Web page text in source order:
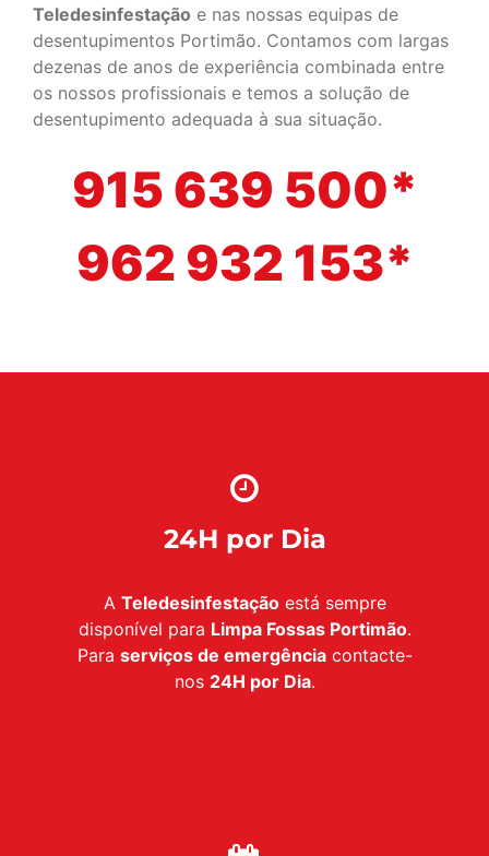
Teledesinfestação e nas nossas equipas de
desentupimentos Portimão. Contamos com largas
dezenas de anos de experiência combinada entre
os nossos profissionais e temos a solução de
desentupimento adequada à sua situação.
915 639 500*
962 932 153*
24H por Dia
A Teledesinfestaçãoestá sempre
disponível para Limpa Fossas Portimão.
Para serviços de emergênciacontacte-
nos 24H por Dia.